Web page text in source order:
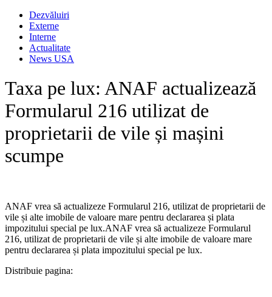
Dezvăluiri
Externe
Interne
Actualitate
News USA
Taxa pe lux: ANAF actualizează
Formularul 216 utilizat de
proprietarii de vile și mașini
scumpe
ANAF vrea să actualizeze Formularul 216, utilizat de proprietarii de
vile și alte imobile de valoare mare pentru declararea și plata
impozitului special pe lux.​ANAF vrea să actualizeze Formularul
216, utilizat de proprietarii de vile și alte imobile de valoare mare
pentru declararea și plata impozitului special pe lux.
Distribuie pagina: